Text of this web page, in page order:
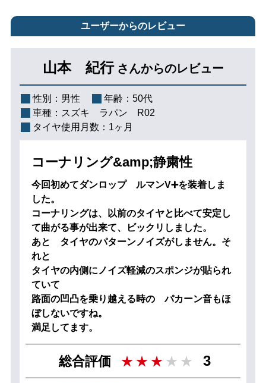
ユーザーからのレビュー
山本 紀行 さんからのレビュー
性別： 男性 年齢： 50代
車種： スズキ ラパン R02
タイヤ使用月数： 1ヶ月
コーナリング&amp;静粛性
今回初めてダンロップ ルマンV➕を装着しま
した。
コーナリングは、以前のタイヤと比べて安定し
て曲がる事が出来て、ビックリしました。
あと タイヤのパターンノイズがしません。そ
れと
タイヤの内側にノイズ軽減のスポンジが貼られ
ていて
路面の凹凸を乗り越える時の パカーン音もほ
ぼしないですね。
満足してます。
総合評価 3